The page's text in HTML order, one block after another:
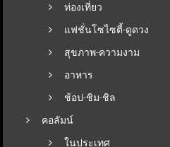
ท่องเที่ยว
แฟชั่นโซไซตี้-ดูดวง
สุขภาพ-ความงาม
อาหาร
ช้อป-ชิม-ชิล
คอลัมน์
ในประเทศ